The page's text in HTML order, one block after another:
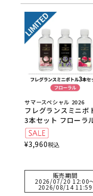
サマースペシャル 2026
フレグランスミニボ
3本セット フローラ
（ピオニー・ラベンダ
ー・ティーローズ）
¥3,960税込
販売期間
2026/07/20 12:00
2026/08/14 11:59